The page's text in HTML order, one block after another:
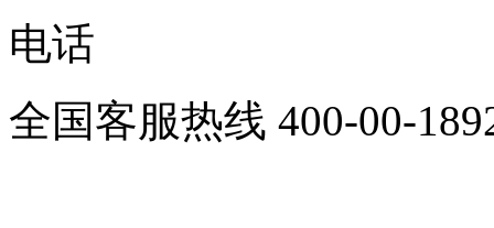
电话
全国客服热线 400-00-